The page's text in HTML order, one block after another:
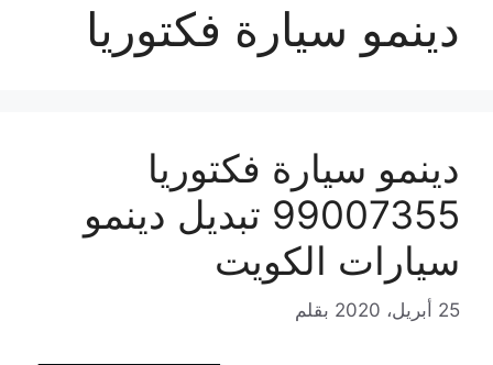
دينمو سيارة فكتوريا
دينمو سيارة فكتوريا
99007355 تبديل دينمو
سيارات الكويت
25 أبريل، 2020 بقلم